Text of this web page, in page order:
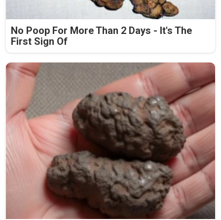
No Poop For More Than 2 Days - It's The
First Sign Of